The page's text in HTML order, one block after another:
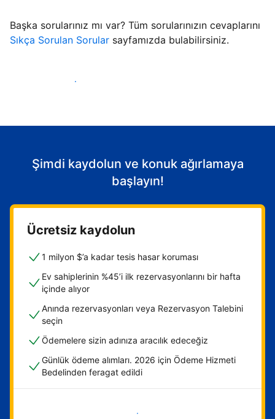
Başka sorularınız mı var? Tüm sorularınızın cevaplarını
Sıkça Sorulan Sorular sayfamızda bulabilirsiniz.
Konuk ağırlamaya başla
Şimdi kaydolun ve konuk ağırlamaya
başlayın!
Ücretsiz kaydolun
1 milyon $’a kadar tesis hasar koruması
Ev sahiplerinin %45’i ilk rezervasyonlarını bir hafta
içinde alıyor
Anında rezervasyonları veya Rezervasyon Talebini
seçin
Ödemelere sizin adınıza aracılık edeceğiz
Günlük ödeme alımları. 2026 için Ödeme Hizmeti
Bedelinden feragat edildi
Hemen başla